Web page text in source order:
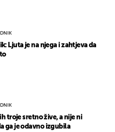
Ljuta je na njega i zahtjeva da
troje sretno žive, a nije ni
ga je odavno izgubila